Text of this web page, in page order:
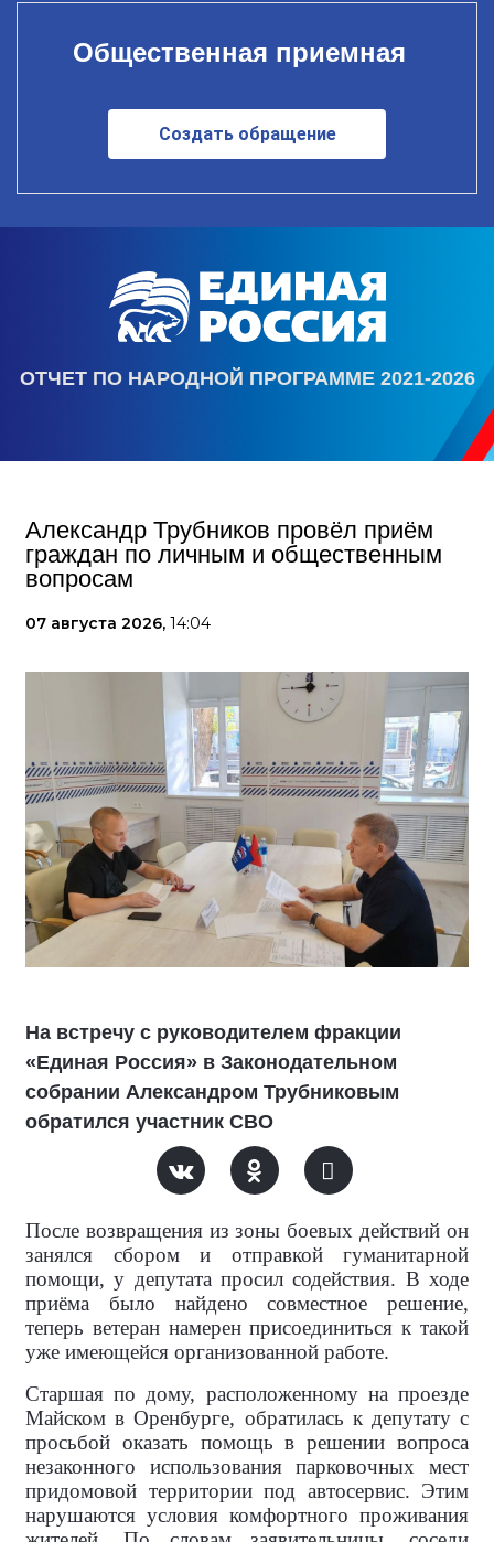
Общественная приемная
Создать обращение
ОТЧЕТ ПО НАРОДНОЙ ПРОГРАММЕ 2021-2026
Александр Трубников провёл приём
граждан по личным и общественным
вопросам
07 августа 2026, 14:04
На встречу с руководителем фракции
«Единая Россия» в Законодательном
собрании Александром Трубниковым
обратился участник СВО
После возвращения из зоны боевых действий он
занялся сбором и отправкой гуманитарной
помощи, у депутата просил содействия. В ходе
приёма было найдено совместное решение,
теперь ветеран намерен присоединиться к такой
уже имеющейся организованной работе.
Старшая по дому, расположенному на проезде
Майском в Оренбурге, обратилась к депутату с
просьбой оказать помощь в решении вопроса
незаконного использования парковочных мест
придомовой территории под автосервис. Этим
нарушаются условия комфортного проживания